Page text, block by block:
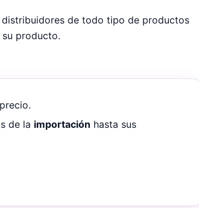
distribuidores de todo tipo de productos
producto.
de la importación hasta sus